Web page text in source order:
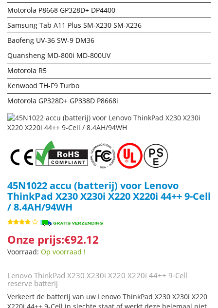
Motorola P8668 GP328D+ DP4400
Samsung Tab A11 Plus SM-X230 SM-X236
Baofeng UV-36 SW-9 DM36
Quansheng MD-800i MD-800UV
Motorola R5
Kenwood TH-F9 Turbo
Motorola GP328D+ GP338D P8668i
45N1022 accu (batterij) voor Lenovo
ThinkPad X230 X230i X220 X220i 44++ 9-Cell
/ 8.4AH/94WH
Onze prijs:€92.12
Voorraad: Op voorraad !
Lenovo ThinkPad X230 X230i X220 X220i 44++ 9-Cell
reserve batterij
Verkeert de batterij van uw Lenovo ThinkPad X230 X230i X220